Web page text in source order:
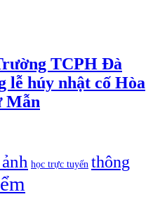
TCPH Đà
lễ húy nhật cố Hòa
Mẫn
học trực tuyến thông